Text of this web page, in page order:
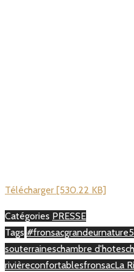
Télécharger [530.22 KB]
Catégories PRESSE
Tags #fronsacgrandeurnature
souterraineschambre d'hotes
rivièreconfortablesfronsacLa